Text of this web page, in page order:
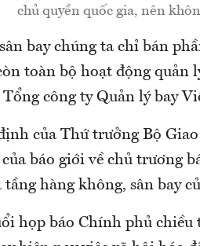
chủ quyền quốc gia, nên
bay chúng ta chỉ bán
toàn bộ hoạt động quản
công ty Quản lý bay
của Thứ trưởng Bộ
báo giới về chủ trương
hàng không, sân bay
họp báo Chính phủ